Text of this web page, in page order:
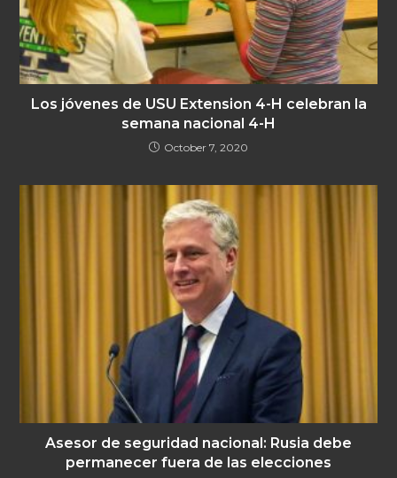
Los jóvenes de USU Extension 4-H celebran la
semana nacional 4-H
October 7, 2020
Asesor de seguridad nacional: Rusia debe
permanecer fuera de las elecciones